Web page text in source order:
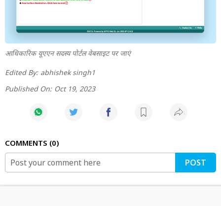
आधिकारिक यूएएन सदस्य पोर्टल वेबसाइट पर जाएं
Edited By: abhishek singh1
Published On: Oct 19, 2023
COMMENTS 0
POST